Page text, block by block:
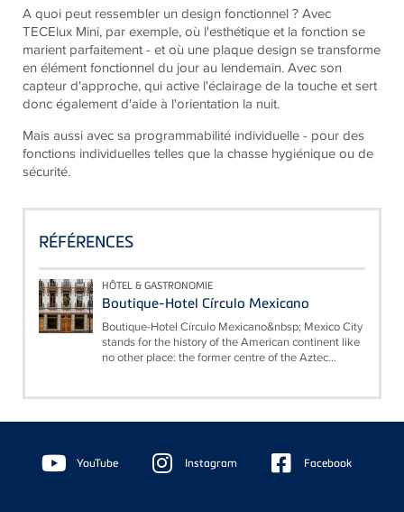
A quoi peut ressembler un design fonctionnel ? Avec
TECElux Mini, par exemple, où l'esthétique et la fonction se
marient parfaitement - et où une plaque design se transforme
en élément fonctionnel du jour au lendemain. Avec son
capteur d'approche, qui active l'éclairage de la touche et sert
donc également d'aide à l'orientation la nuit.
Mais aussi avec sa programmabilité individuelle - pour des
fonctions individuelles telles que la chasse hygiénique ou de
sécurité.
RÉFÉRENCES
HÔTEL & GASTRONOMIE
Boutique-Hotel Círculo Mexicano
Boutique-Hotel Círculo Mexicano&nbsp; Mexico City
stands for the history of the American continent like
no other place: the former centre of the Aztec...
Floating
Sidebar YouTube Instagram Facebook